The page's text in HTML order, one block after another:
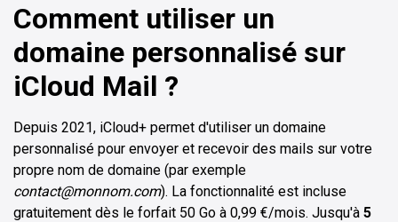
Comment utiliser un
domaine personnalisé sur
iCloud Mail ?
Depuis 2021, iCloud+ permet d'utiliser un domaine
personnalisé pour envoyer et recevoir des mails sur votre
propre nom de domaine (par exemple
contact@monnom.com). La fonctionnalité est incluse
gratuitement dès le forfait 50 Go à 0,99 €/mois. Jusqu'à 5